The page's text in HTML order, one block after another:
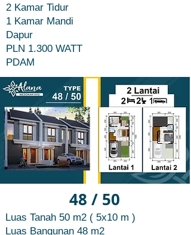
2 Kamar Tidur
1 Kamar Mandi
Dapur
PLN 1.300 WATT
PDAM
48 / 50
Luas Tanah 50 m2 ( 5x10 m )
Luas Bangunan 48 m2